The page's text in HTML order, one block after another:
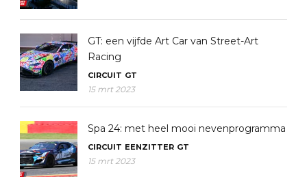
GT: een vijfde Art Car van Street-Art
Racing
CIRCUIT GT
15 mrt 2023
Spa 24: met heel mooi nevenprogramma
CIRCUIT EENZITTER GT
15 mrt 2023